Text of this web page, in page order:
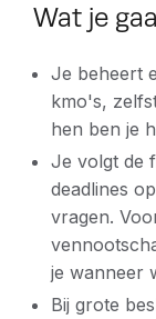
Wat je
Je beheert
kmo's,
hen ben je
Je volgt de
deadlines
vragen.
je wanneer
Bij grote